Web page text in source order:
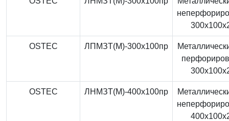
OSTEC ЛПМЗТ(М)-300x100пр
OSTEC ЛНМЗТ(М)-400x100пр